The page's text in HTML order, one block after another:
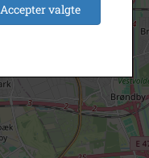
Accepter valgte